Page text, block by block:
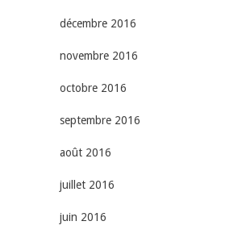
décembre 2016
novembre 2016
octobre 2016
septembre 2016
août 2016
juillet 2016
juin 2016